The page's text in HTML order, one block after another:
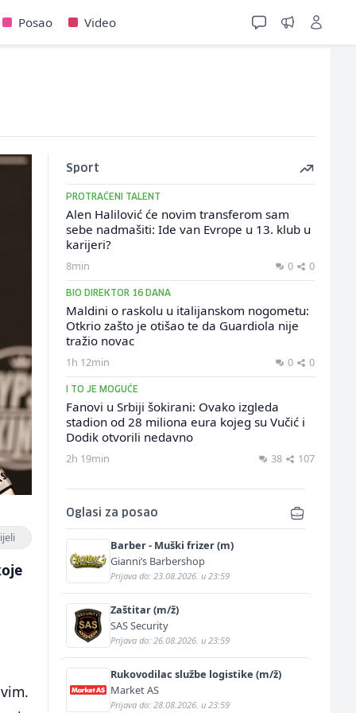
Posao Video
Sport
PROTRAĆENI TALENT
Alen Halilović će novim transferom sam
sebe nadmašiti: Ide van Evrope u 13. klub u
karijeri?
8min 0 0
BIO DIREKTOR 16 DANA
Maldini o raskolu u italijanskom nogometu:
Otkrio zašto je otišao te da Guardiola nije
tražio novac
1h 12min 0 0
I TO JE MOGUĆE
Fanovi u Srbiji šokirani: Ovako izgleda
stadion od 28 miliona eura kojeg su Vučić i
Dodik otvorili nedavno
2h 19min 38 107
Oglasi za posao
Barber - Muški frizer (m)
Gianni’s Barbershop
Prijava do: 23.08.2026. u 23:59
Zaštitar (m/ž)
SAS Security
Prijava do: 26.08.2026. u 23:59
Rukovodilac službe logistike (m/ž)
Market AS
Prijava do: 28.08.2026. u 23:59